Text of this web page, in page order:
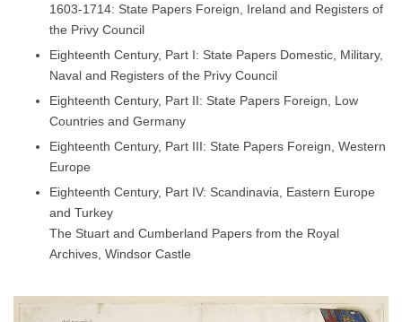
1603-1714: State Papers Foreign, Ireland and Registers of
the Privy Council
Eighteenth Century, Part I: State Papers Domestic, Military,
Naval and Registers of the Privy Council
Eighteenth Century, Part II: State Papers Foreign, Low
Countries and Germany
Eighteenth Century, Part III: State Papers Foreign, Western
Europe
Eighteenth Century, Part IV: Scandinavia, Eastern Europe
and Turkey
The Stuart and Cumberland Papers from the Royal
Archives, Windsor Castle